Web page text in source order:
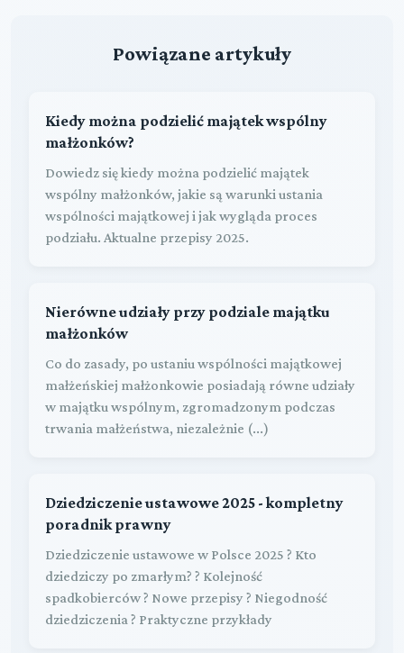
Powiązane artykuły
Kiedy można podzielić majątek wspólny
małżonków?
Dowiedz się kiedy można podzielić majątek
wspólny małżonków, jakie są warunki ustania
wspólności majątkowej i jak wygląda proces
podziału. Aktualne przepisy 2025.
Nierówne udziały przy podziale majątku
małżonków
Co do zasady, po ustaniu wspólności majątkowej
małżeńskiej małżonkowie posiadają równe udziały
w majątku wspólnym, zgromadzonym podczas
trwania małżeństwa, niezależnie (...)
Dziedziczenie ustawowe 2025 - kompletny
poradnik prawny
Dziedziczenie ustawowe w Polsce 2025 ? Kto
dziedziczy po zmarłym? ? Kolejność
spadkobierców ? Nowe przepisy ? Niegodność
dziedziczenia ? Praktyczne przykłady